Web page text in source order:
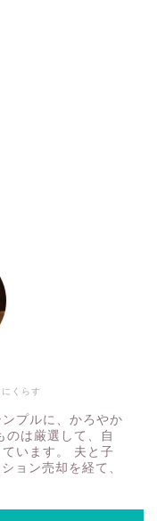
くらす
プルに、かろやか
のは厳選して、自
います。 夫と子
ョン売却を経て、